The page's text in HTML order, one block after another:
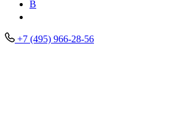
В
+7 (495) 966-28-56